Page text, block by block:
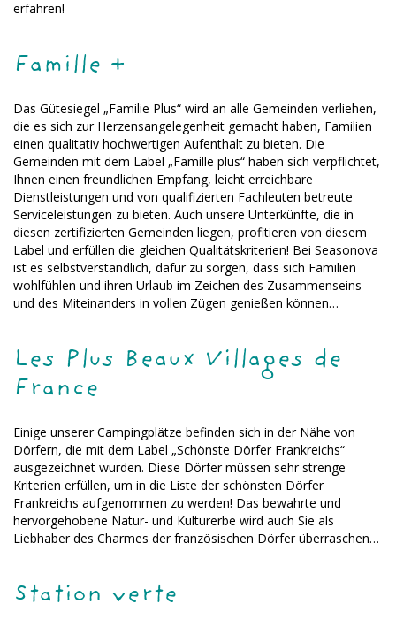
erfahren!
Famille +
Das Gütesiegel „Familie Plus“ wird an alle Gemeinden verliehen,
die es sich zur Herzensangelegenheit gemacht haben, Familien
einen qualitativ hochwertigen Aufenthalt zu bieten. Die
Gemeinden mit dem Label „Famille plus“ haben sich verpflichtet,
Ihnen einen freundlichen Empfang, leicht erreichbare
Dienstleistungen und von qualifizierten Fachleuten betreute
Serviceleistungen zu bieten. Auch unsere Unterkünfte, die in
diesen zertifizierten Gemeinden liegen, profitieren von diesem
Label und erfüllen die gleichen Qualitätskriterien! Bei Seasonova
ist es selbstverständlich, dafür zu sorgen, dass sich Familien
wohlfühlen und ihren Urlaub im Zeichen des Zusammenseins
und des Miteinanders in vollen Zügen genießen können…
Les Plus Beaux Villages de
France
Einige unserer Campingplätze befinden sich in der Nähe von
Dörfern, die mit dem Label „Schönste Dörfer Frankreichs“
ausgezeichnet wurden. Diese Dörfer müssen sehr strenge
Kriterien erfüllen, um in die Liste der schönsten Dörfer
Frankreichs aufgenommen zu werden! Das bewahrte und
hervorgehobene Natur- und Kulturerbe wird auch Sie als
Liebhaber des Charmes der französischen Dörfer überraschen…
Station verte